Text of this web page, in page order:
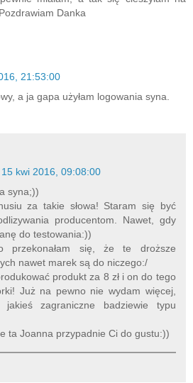
Danka
21:53:00
a ja gapa użyłam logowania syna.
15 kwi 2016, 09:08:00
syna;))
za takie słowa! Staram się być
producentom. Nawet, gdy
do testowania:))
przekonałam się, że te droższe
nawet marek są do niczego:/
produkt za 8 zł i on do tego
Już na pewno nie wydam więcej,
jakieś zagraniczne badziewie typu
ta Joanna przypadnie Ci do gustu:))